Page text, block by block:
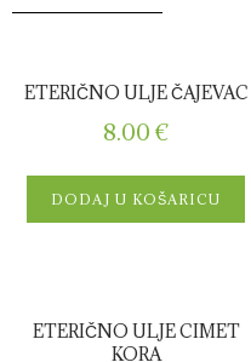
ETERIČNO ULJE ČAJEVAC
8.00 €
DODAJ U KOŠARICU
ETERIČNO ULJE CIMET
KORA